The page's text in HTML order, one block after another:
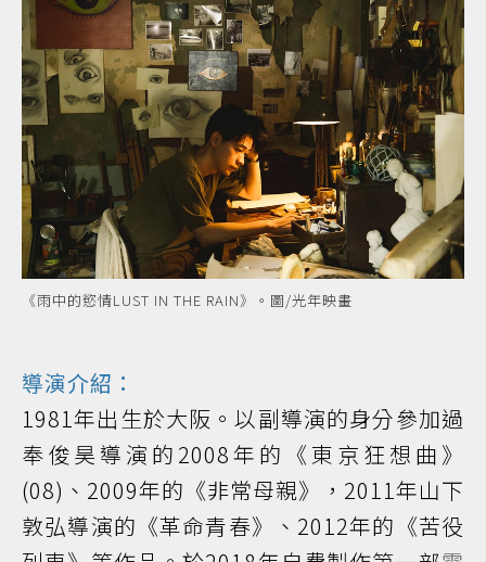
《雨中的慾情LUST IN THE RAIN》。圖/光年映畫
導演介紹：
1981年出生於大阪。以副導演的身分參加過
奉俊昊導演的2008年的《東京狂想曲》
(08)、2009年的《非常母親》，2011年山下
敦弘導演的《革命青春》、2012年的《苦役